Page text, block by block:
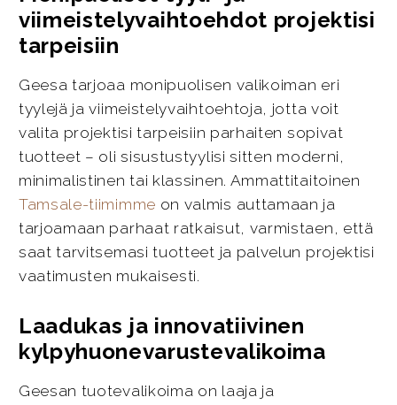
viimeistelyvaihtoehdot projektisi
tarpeisiin
Geesa tarjoaa monipuolisen valikoiman eri
tyylejä ja viimeistelyvaihtoehtoja, jotta voit
valita projektisi tarpeisiin parhaiten sopivat
tuotteet – oli sisustustyylisi sitten moderni,
minimalistinen tai klassinen. Ammattitaitoinen
Tamsale-tiimimme on valmis auttamaan ja
tarjoamaan parhaat ratkaisut, varmistaen, että
saat tarvitsemasi tuotteet ja palvelun projektisi
vaatimusten mukaisesti.
Laadukas ja innovatiivinen
kylpyhuonevarustevalikoima
Geesan tuotevalikoima on laaja ja